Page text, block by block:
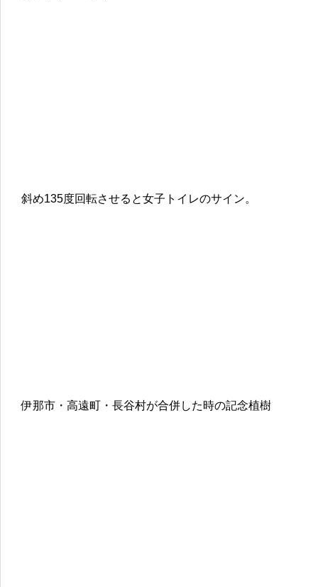
斜め135度回転させると女子トイレのサイン。
伊那市・高遠町・長谷村が合併した時の記念植樹